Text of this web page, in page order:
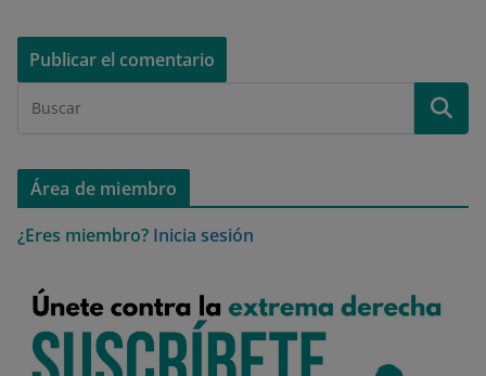
Área de miembro
¿Eres miembro? Inicia sesión